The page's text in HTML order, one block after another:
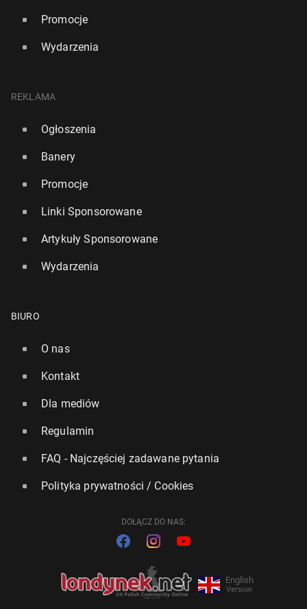
Promocje
Wydarzenia
REKLAMA
Ogłoszenia
Banery
Promocje
Linki Sponsorowane
Artykuły Sponsorowane
Wydarzenia
BIURO
O nas
Kontakt
Dla mediów
Regulamin
FAQ - Najczęściej zadawane pytania
Polityka prywatności / Cookies
DOŁĄCZ DO NAS:
English
Version